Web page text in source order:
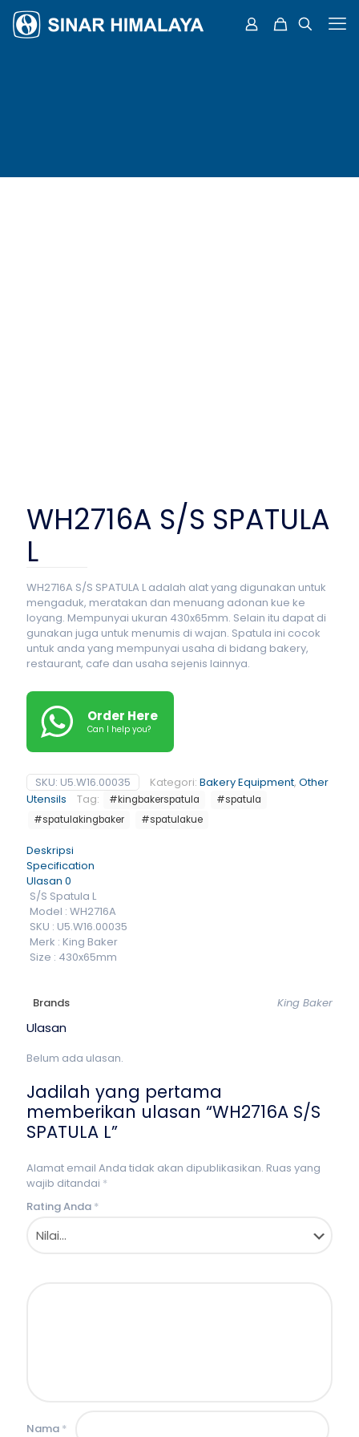
WH2716A S/S SPATULA
L
WH2716A S/S SPATULA L adalah alat yang digunakan untuk
mengaduk, meratakan dan menuang adonan kue ke
loyang. Mempunyai ukuran 430x65mm. Selain itu dapat di
gunakan juga untuk menumis di wajan. Spatula ini cocok
untuk anda yang mempunyai usaha di bidang bakery,
restaurant, cafe dan usaha sejenis lainnya.
Order Here
Can I help you?
SKU: U5.W16.00035 Kategori: Bakery Equipment, Other
Utensils
Tag: #kingbakerspatula
#spatula
#spatulakingbaker
#spatulakue
Deskripsi
Specification
Ulasan 0
S/S Spatula L
Model : WH2716A
SKU : U5.W16.00035
Merk : King Baker
Size : 430x65mm
Brands King Baker
Ulasan
Belum ada ulasan.
Jadilah yang pertama
memberikan ulasan “WH2716A S/S
SPATULA L”
Alamat email Anda tidak akan dipublikasikan. Ruas yang
wajib ditandai *
Rating Anda *
Nama *